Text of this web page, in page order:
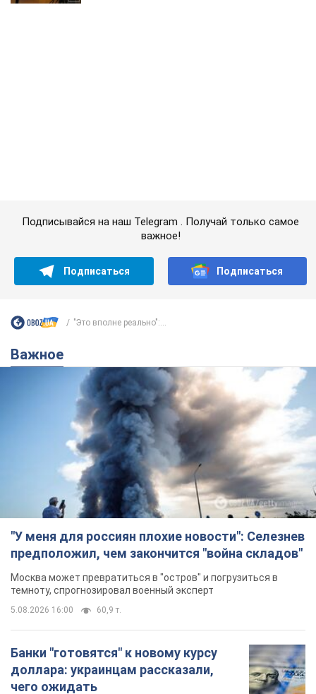
предположил, чем закончится "война складов"
Москва может превратиться в "остров" и погрузиться в
темноту, спрогнозировал военный эксперт
60,9 т.
Банки "готовятся" к новому курсу
доллара: украинцам рассказали,
чего ожидать
Каким будет курс валюты в обменниках
12 часов назад
"Джипинг разрушает экосистемы,
которые формировались сотни
лет": в Greenpeace забили тревогу
В высокогорье расположены альпийские и
комплексы, которые формировались на протяжении сотен
лет
12 часов назад 1,6 т.